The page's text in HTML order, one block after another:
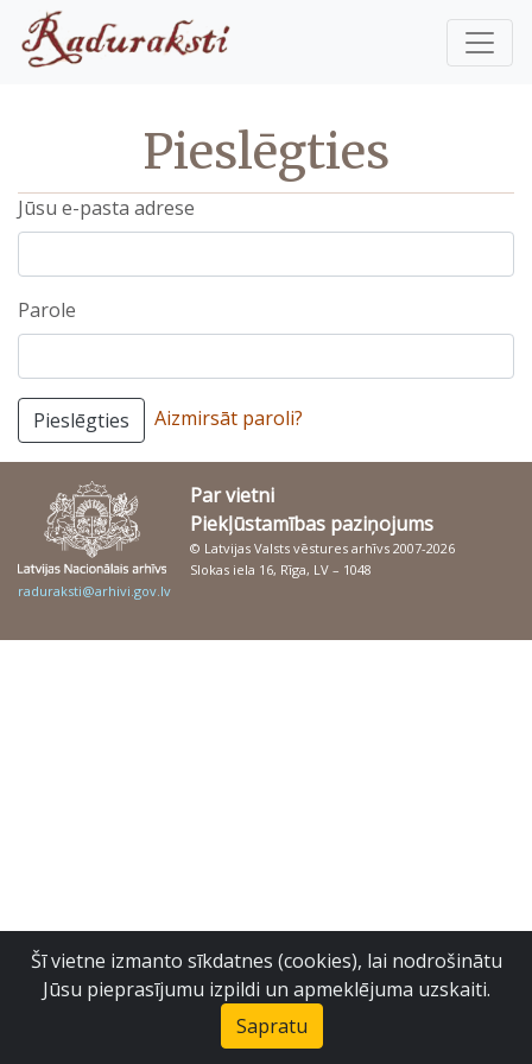
Pieslēgties
Jūsu e-pasta adrese
Parole
Pieslēgties Aizmirsāt paroli?
Par vietni
Piekļūstamības paziņojums
© Latvijas Valsts vēstures arhīvs 2007-2026
Slokas iela 16, Rīga, LV – 1048
raduraksti@arhivi.gov.lv
Šī vietne izmanto sīkdatnes (cookies), lai nodrošinātu
Jūsu pieprasījumu izpildi un apmeklējuma uzskaiti.
Sapratu